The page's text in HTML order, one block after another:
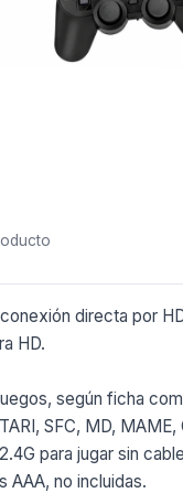
directa por
HD.
según ficha
SFC, MD, MAME,
para jugar sin
AAA, no incluidas.